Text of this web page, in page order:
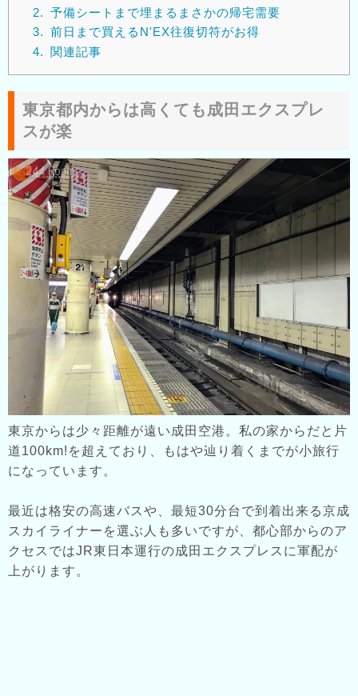
2. 予備シートまで埋まるまさかの帰宅需要
3. 前日まで買えるN'EX往復切符がお得
4.
関連記事
東京都内からは高くても成田エクスプレ
スが楽
東京からは少々距離が遠い成田空港。私の家からだと片
道100km!を超えており、もはや辿り着くまでが小旅行
になっています。
最近は格安の高速バスや、最短30分台で到着出来る京成
スカイライナーを選ぶ人も多いですが、都心部からのア
クセスではJR東日本運行の成田エクスプレスに軍配が
上がります。